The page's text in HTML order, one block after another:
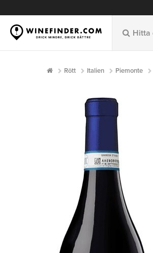
Rött Italien Piemonte